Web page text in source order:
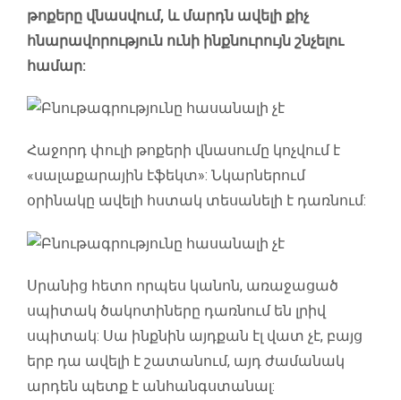
թոքերը վնասվում, և մարդն ավելի քիչ
հնարավորություն ունի ինքնուրույն շնչելու
համար:
Հաջորդ փուլի թոքերի վնասումը կոչվում է
«սալաքարային էֆեկտ»: Նկարներում
օրինակը ավելի հստակ տեսանելի է դառնում:
Սրանից հետո որպես կանոն, առաջացած
սպիտակ ծակոտիները դառնում են լրիվ
սպիտակ: Սա ինքնին այդքան էլ վատ չէ, բայց
երբ դա ավելի է շատանում, այդ ժամանակ
արդեն պետք է անհանգստանալ: